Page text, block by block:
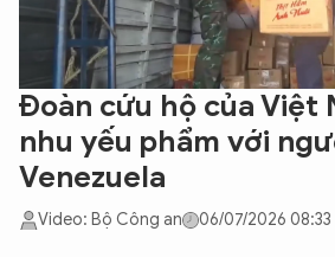
Video
Đoàn cứu hộ của Việt
nhu yếu phẩm với
Venezuela
Video: Bộ Công an 06/07/2026 08:33